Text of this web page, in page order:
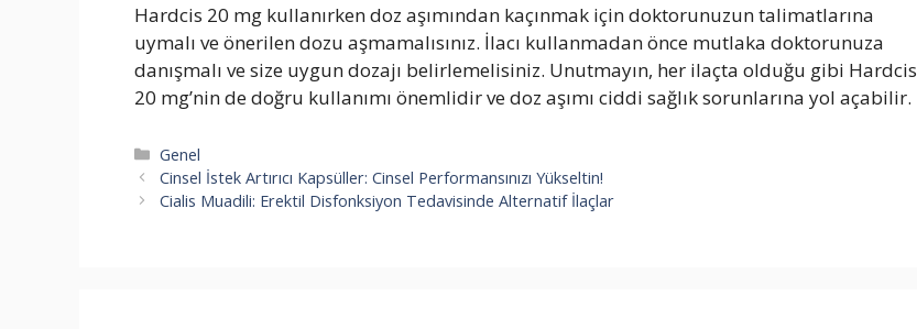
Hardcis 20 mg kullanırken doz aşımından kaçınmak için doktorunuzun talimatlarına
uymalı ve önerilen dozu aşmamalısınız. İlacı kullanmadan önce mutlaka doktorunuza
danışmalı ve size uygun dozajı belirlemelisiniz. Unutmayın, her ilaçta olduğu gibi Hardcis
20 mg’nin de doğru kullanımı önemlidir ve doz aşımı ciddi sağlık sorunlarına yol açabilir.
Kategoriler
Genel
Cinsel İstek Artırıcı Kapsüller: Cinsel Performansınızı Yükseltin!
Cialis Muadili: Erektil Disfonksiyon Tedavisinde Alternatif İlaçlar